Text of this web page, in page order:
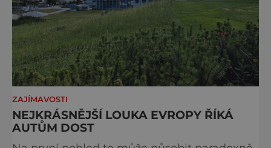
ZAJÍMAVOSTI
NEJKRÁSNĚJŠÍ LOUKA EVROPY ŘÍKÁ
AUTŮM DOST